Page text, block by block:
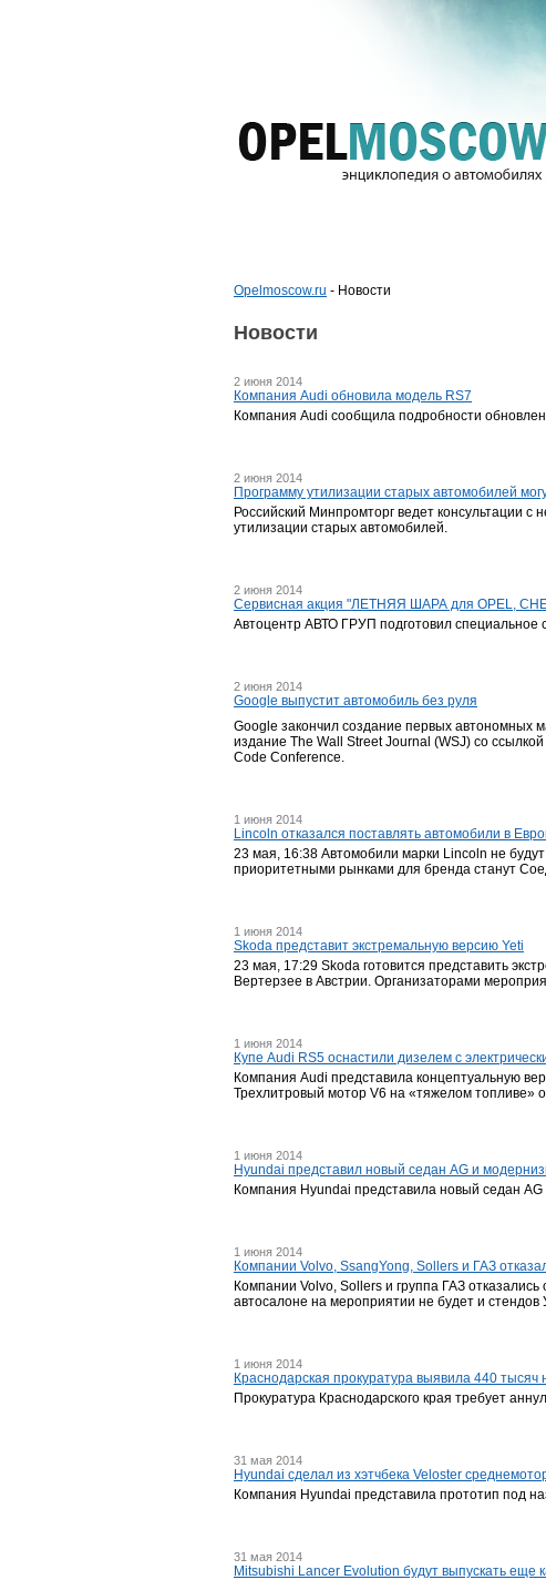
Opelmoscow.ru - Новости
Новости
2 июня 2014
Компания Audi обновила модель RS7
Компания Audi сообщила подробности
2 июня 2014
Программу утилизации старых автомобилей
Российский Минпромторг ведет консультации
утилизации старых автомобилей.
2 июня 2014
Сервисная акция "ЛЕТНЯЯ ШАРА для OPEL,
Автоцентр АВТО ГРУП подготовил специальное
2 июня 2014
Google выпустит автомобиль без руля
Google закончил создание первых автономных
издание The Wall Street Journal (WSJ) со
Code Conference.
1 июня 2014
Lincoln отказался поставлять автомобили в
23 мая, 16:38 Автомобили марки Lincoln не
приоритетными рынками для бренда станут
1 июня 2014
Skoda представит экстремальную версию Yeti
23 мая, 17:29 Skoda готовится представить
Вертерзее в Австрии. Организаторами
1 июня 2014
Купе Audi RS5 оснастили дизелем с
Компания Audi представила концептуальную
Трехлитровый мотор V6 на «тяжелом топливе»
1 июня 2014
Hyundai представил новый седан AG и
Компания Hyundai представила новый седан
1 июня 2014
Компании Volvo, SsangYong, Sollers и ГАЗ
Компании Volvo, Sollers и группа ГАЗ
автосалоне на мероприятии не будет и стендов
1 июня 2014
Краснодарская прокуратура выявила 440
Прокуратура Краснодарского края требует
31 мая 2014
Hyundai сделал из хэтчбека Veloster
Компания Hyundai представила прототип под
31 мая 2014
Mitsubishi Lancer Evolution будут выпускать еще